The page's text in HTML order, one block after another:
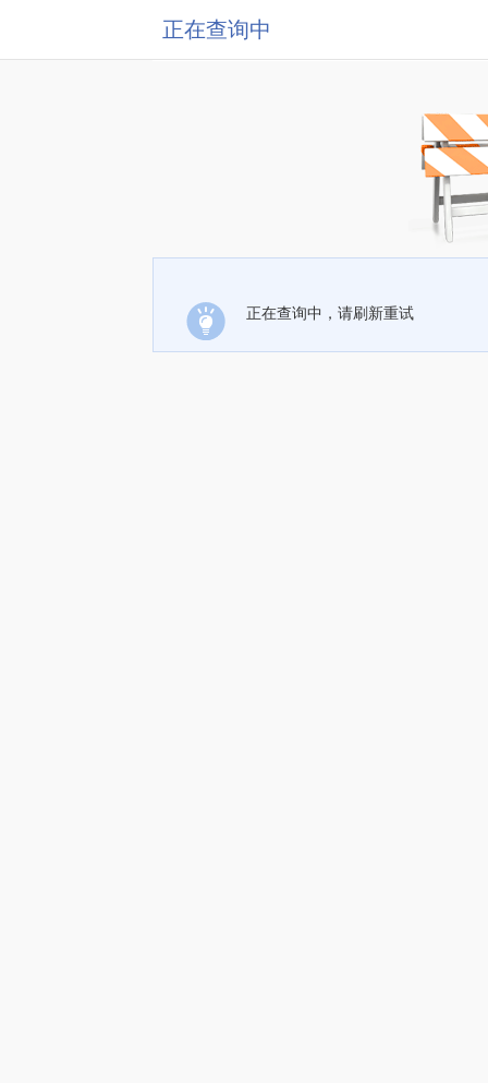
正在查询中
正在查询中，请刷新重试